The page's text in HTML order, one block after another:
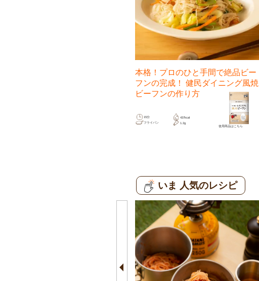
本格！プロのひと手間で絶品ビー
フンの完成！ 健民ダイニング風焼
ビーフンの作り方
15分
437kcal
フライパン
1.2g
使用商品は こちら
いま 人気のレシピ